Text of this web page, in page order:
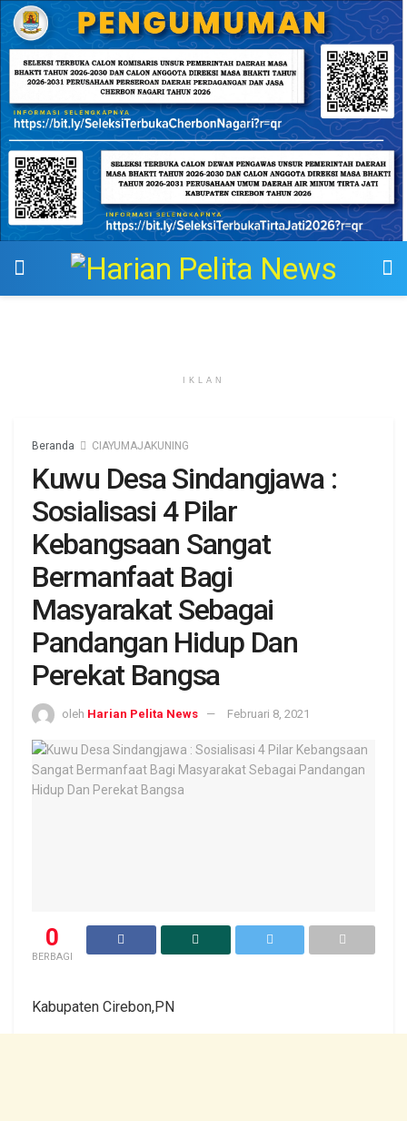
IKLAN
Beranda CIAYUMAJAKUNING
Kuwu Desa Sindangjawa :
Sosialisasi 4 Pilar
Kebangsaan Sangat
Bermanfaat Bagi
Masyarakat Sebagai
Pandangan Hidup Dan
Perekat Bangsa
oleh Harian Pelita News Februari 8, 2021
0
BERBAGI
Kabupaten Cirebon,PN